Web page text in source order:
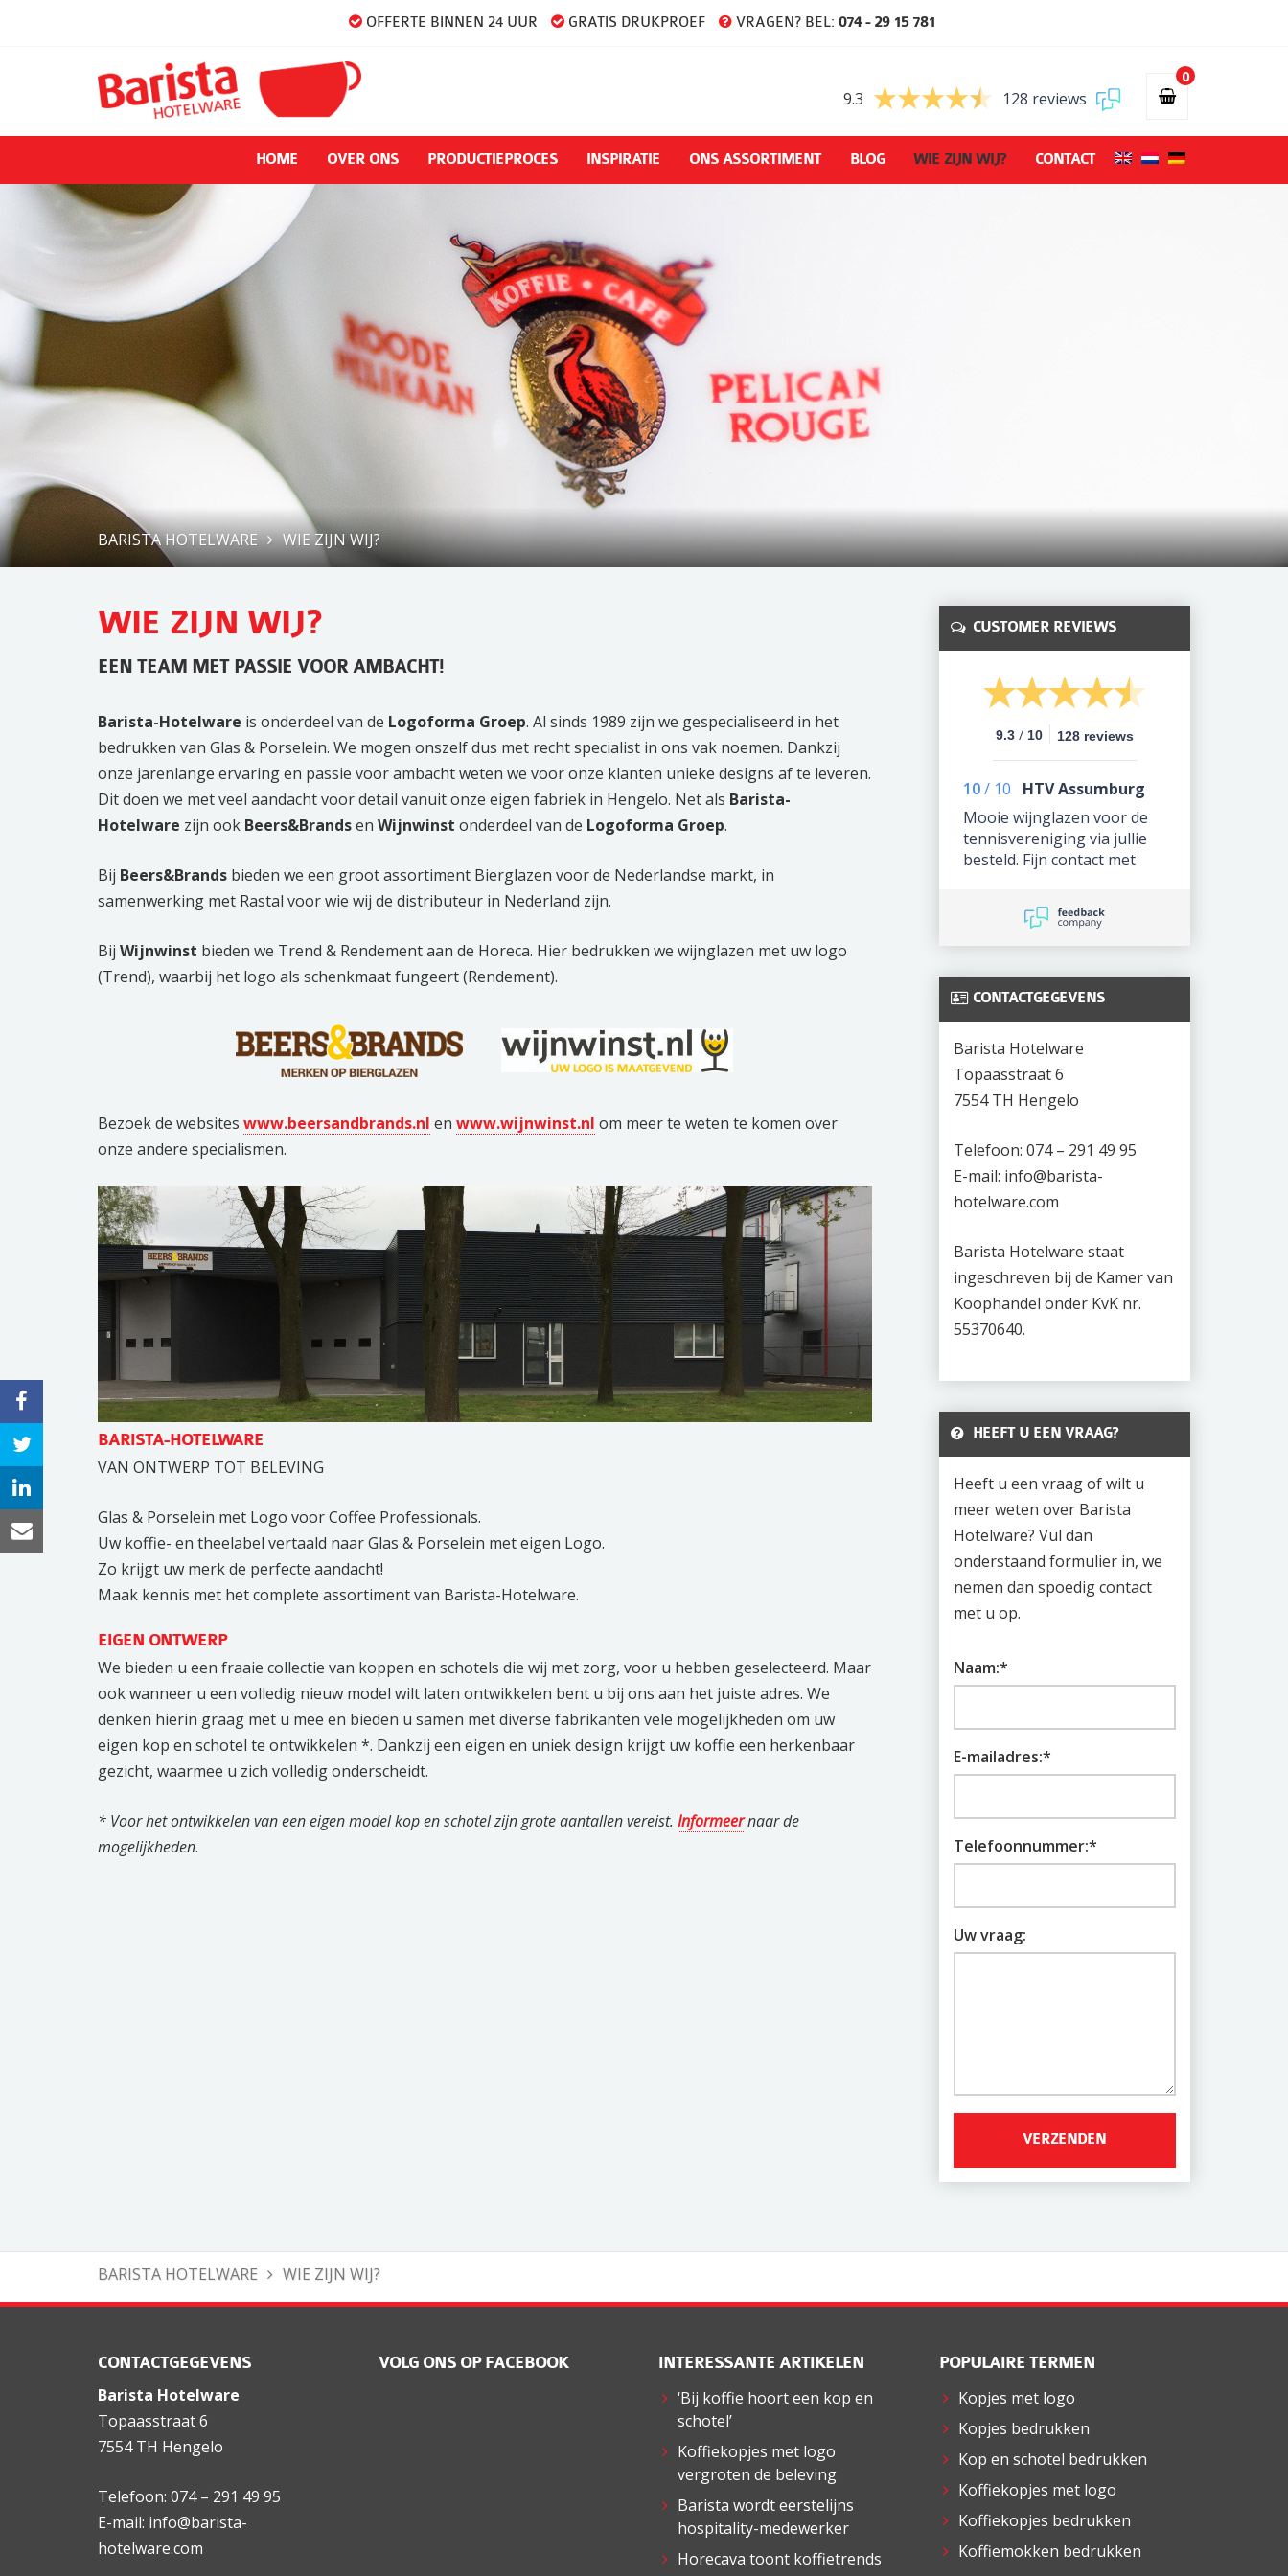
OFFERTE BINNEN 24 UUR GRATIS DRUKPROEF VRAGEN? BEL: 074 - 29 15 781
9.3 128 reviews
0
HOME OVER ONS PRODUCTIEPROCES INSPIRATIE ONS ASSORTIMENT BLOG WIE ZIJN WIJ? CONTACT
BARISTA HOTELWARE WIE ZIJN WIJ?
WIE ZIJN WIJ?
EEN TEAM MET PASSIE VOOR AMBACHT!
Barista-Hotelware is onderdeel van de Logoforma Groep. Al sinds 1989 zijn we gespecialiseerd in het
bedrukken van Glas & Porselein. We mogen onszelf dus met recht specialist in ons vak noemen. Dankzij
onze jarenlange ervaring en passie voor ambacht weten we voor onze klanten unieke designs af te leveren.
Dit doen we met veel aandacht voor detail vanuit onze eigen fabriek in Hengelo. Net als Barista-
Hotelware zijn ook Beers&Brandsen Wijnwinst onderdeel van de Logoforma Groep.
Bij Beers&Brands bieden we een groot assortiment Bierglazen voor de Nederlandse markt, in
samenwerking met Rastal voor wie wij de distributeur in Nederland zijn.
Bij Wijnwinst bieden we Trend & Rendement aan de Horeca. Hier bedrukken we wijnglazen met uw logo
(Trend), waarbij het logo als schenkmaat fungeert (Rendement).
Bezoek de websites www.beersandbrands.nl en www.wijnwinst.nl om meer te weten te komen over
onze andere specialismen.
BARISTA-HOTELWARE
VAN ONTWERP TOT BELEVING
Glas & Porselein met Logo voor Coffee Professionals.
Uw koffie- en theelabel vertaald naar Glas & Porselein met eigen Logo.
Zo krijgt uw merk de perfecte aandacht!
Maak kennis met het complete assortiment van Barista-Hotelware.
EIGEN ONTWERP
We bieden u een fraaie collectie van koppen en schotels die wij met zorg, voor u hebben geselecteerd. Maar
ook wanneer u een volledig nieuw model wilt laten ontwikkelen bent u bij ons aan het juiste adres. We
denken hierin graag met u mee en bieden u samen met diverse fabrikanten vele mogelijkheden om uw
eigen kop en schotel te ontwikkelen *. Dankzij een eigen en uniek design krijgt uw koffie een herkenbaar
gezicht, waarmee u zich volledig onderscheidt.
* Voor het ontwikkelen van een eigen model kop en schotel zijn grote aantallen vereist. Informeernaar de
mogelijkheden.
CUSTOMER REVIEWS
9.3 / 10 128 reviews
10/ 10
HTV Assumburg
Mooie wijnglazen voor de
tennisvereniging via jullie
besteld. Fijn contact met
CONTACTGEGEVENS
Barista Hotelware
Topaasstraat 6
7554 TH Hengelo
Telefoon: 074 – 291 49 95
E-mail: info@barista-
hotelware.com
Barista Hotelware staat
ingeschreven bij de Kamer van
Koophandel onder KvK nr.
55370640.
HEEFT U EEN VRAAG?
Heeft u een vraag of wilt u
meer weten over Barista
Hotelware? Vul dan
onderstaand formulier in, we
nemen dan spoedig contact
met u op.
Naam:*
E-mailadres:*
Telefoonnummer:*
Uw vraag:
BARISTA HOTELWARE WIE ZIJN WIJ?
CONTACTGEGEVENS
Barista Hotelware
Topaasstraat 6
7554 TH Hengelo
Telefoon: 074 – 291 49 95
E-mail: info@barista-
hotelware.com
VOLG ONS OP FACEBOOK INTERESSANTE ARTIKELEN
‘Bij koffie hoort een kop en
schotel’
Koffiekopjes met logo
vergroten de beleving
Barista wordt eerstelijns
hospitality-medewerker
Horecava toont koffietrends
POPULAIRE TERMEN
Kopjes met logo
Kopjes bedrukken
Kop en schotel bedrukken
Koffiekopjes met logo
Koffiekopjes bedrukken
Koffiemokken bedrukken